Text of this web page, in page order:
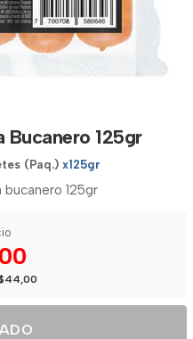
Bucanero 125gr
(Paq.) x125gr
bucanero 125gr